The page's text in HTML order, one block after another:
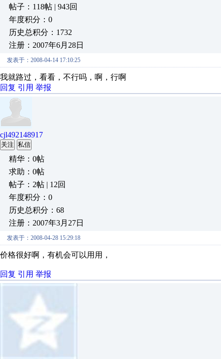
帖子：118帖 | 943回
年度积分：0
历史总积分：1732
注册：2007年6月28日
发表于：2008-04-14 17:10:25
我就路过，看看，不行吗，啊，行啊
回复 引用 举报
cjl492148917
关注 私信
精华：0帖
求助：0帖
帖子：2帖 | 12回
年度积分：0
历史总积分：68
注册：2007年3月27日
发表于：2008-04-28 15:29:18
价格很好啊，有机会可以用用，
回复 引用 举报